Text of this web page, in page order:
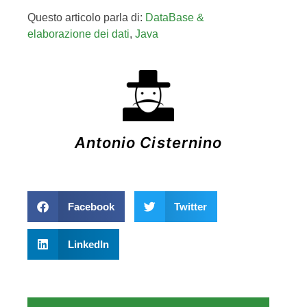
Questo articolo parla di: DataBase &
elaborazione dei dati, Java
Antonio Cisternino
Facebook Twitter
LinkedIn